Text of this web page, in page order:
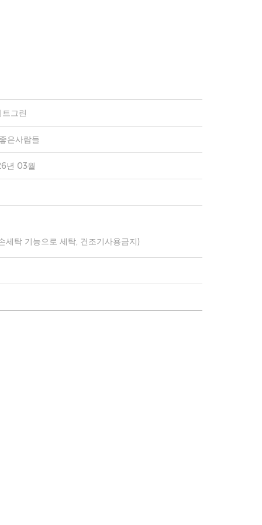
트그린
은사람들
년 03월
세탁 기능으로 세탁, 건조기사용금지)